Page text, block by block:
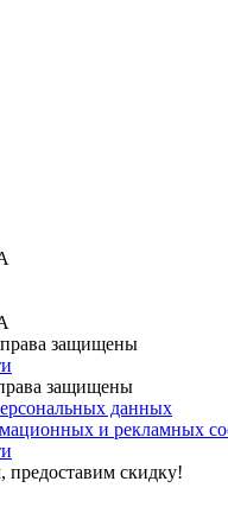
защищены
защищены
данных
и рекламных
скидку!